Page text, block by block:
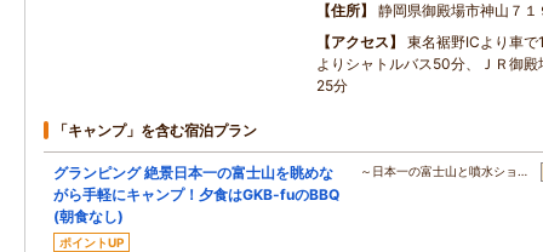
住所
静岡県御殿場市神山７１
アクセス
東名裾野ICより車
よりシャトルバス50分、ＪＲ御
25分
「キャンプ」を含む宿泊プラン
グランピング 絶景日本一の富士山を眺めな
がら手軽にキャンプ！夕食はGKB-fuのBBQ
(朝食なし)
ポイントUP
～日本一の富士山と噴水ショ…